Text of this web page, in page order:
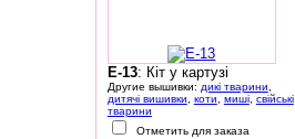
E-13: Кіт у картузі
Другие вышивки: дикі тварини
дитячі вишивки
коти миші, свійські
тварини
Отметить для заказа